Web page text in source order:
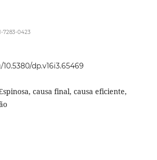
7283-0423
dp.v16i3.65469
causa final, causa eficiente,